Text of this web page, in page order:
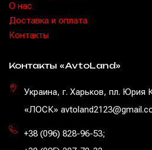
O нас
Доставка и оплата
Контакты
Контакты «AvtoLand»
Украина, г. Харьков, пл. Юрия
«ЛОСК»
+38 (096) 828-96-53;